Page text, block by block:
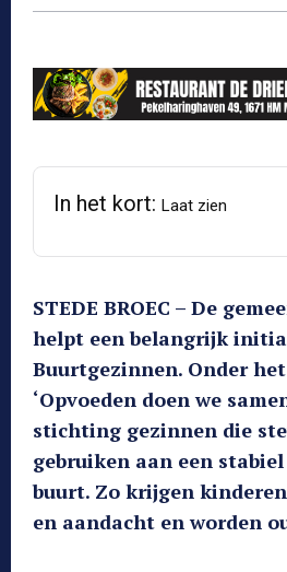
In het kort: Laat zien
STEDE BROEC – De
helpt een belangrijk
Buurtgezinnen. Onder
‘Opvoeden doen we
stichting gezinnen die
gebruiken aan een
buurt. Zo krijgen
en aandacht en worden